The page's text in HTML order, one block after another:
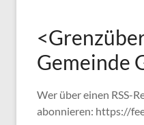
Gemeinde
Wer über einen RSS-
abonnieren: https://